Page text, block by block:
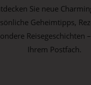
Sie neue
Geheimtipps,
Reisegeschichten
Ihrem Postfach.